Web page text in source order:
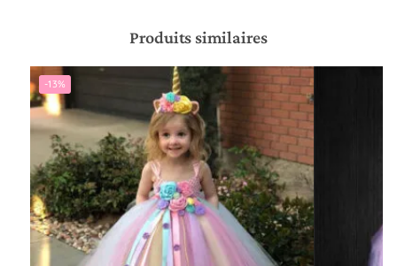
Produits similaires
-13%